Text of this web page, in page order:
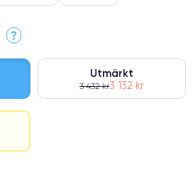
?
Utmärkt
3 432 kr3 132 kr